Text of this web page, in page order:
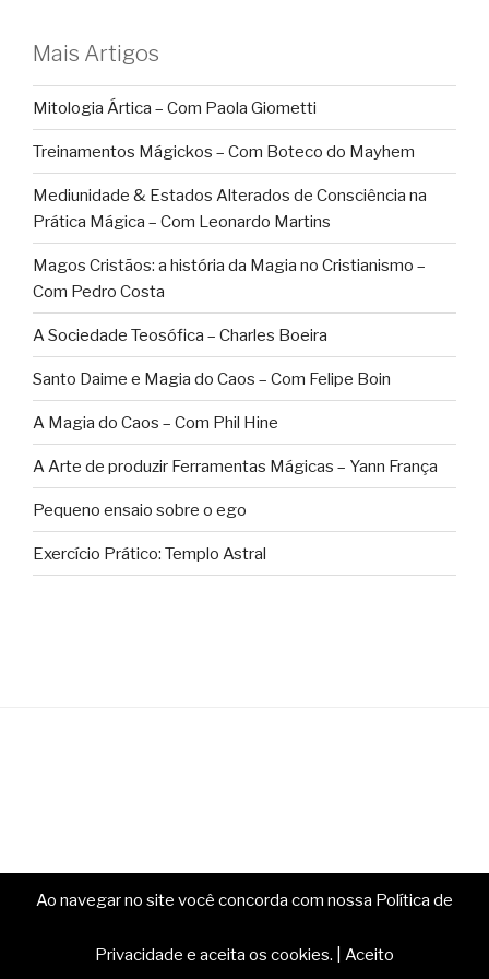
Mais Artigos
Mitologia Ártica – Com Paola Giometti
Treinamentos Mágickos – Com Boteco do Mayhem
Mediunidade & Estados Alterados de Consciência na
Prática Mágica – Com Leonardo Martins
Magos Cristãos: a história da Magia no Cristianismo –
Com Pedro Costa
A Sociedade Teosófica – Charles Boeira
Santo Daime e Magia do Caos – Com Felipe Boin
A Magia do Caos – Com Phil Hine
A Arte de produzir Ferramentas Mágicas – Yann França
Pequeno ensaio sobre o ego
Exercício Prático: Templo Astral
Ao navegar no site você concorda com nossa Política de
Privacidade e aceita os cookies. Aceito
reservados.